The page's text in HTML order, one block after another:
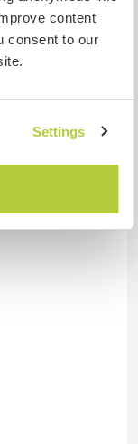
content
consent to our
Settings